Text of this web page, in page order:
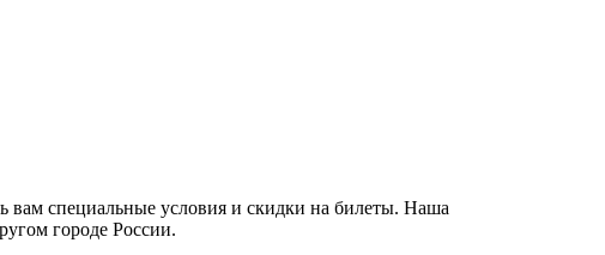
вам специальные условия и скидки на билеты. Наша
городе России.